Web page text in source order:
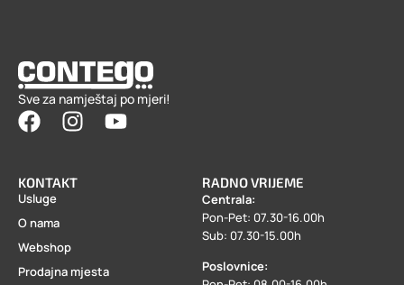
Sve za namještaj po mjeri!
KONTAKT
Usluge
O nama
Webshop
Prodajna mjesta
RADNO VRIJEME
Centrala:
Pon-Pet: 07.30-16.00h
Sub: 07.30-15.00h
Poslovnice: